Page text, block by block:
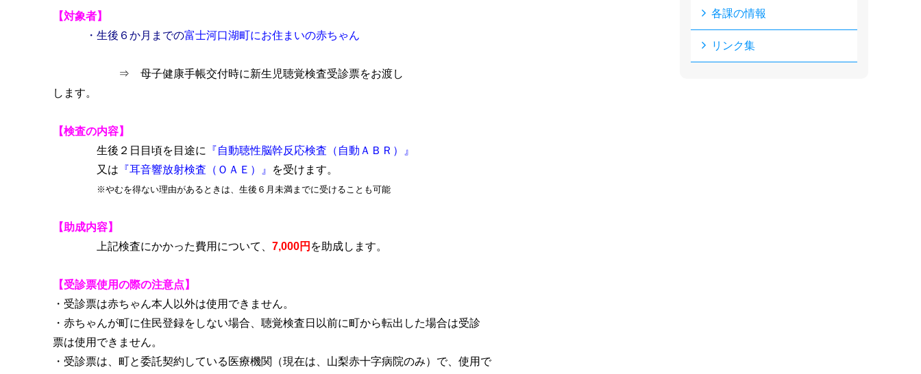
【対象者】
・生後６か月までの富士河口湖町にお住まいの赤ちゃん
⇒ 母子健康手帳交付時に新生児聴覚検査受診票をお渡し
します。
【検査の内容】
生後２日目頃を目途に
『自動聴性脳幹反応検査（自動ＡＢＲ）』
又は 『耳音響放射検査（ＯＡＥ）』 を受けます。
※やむを得ない理由があるときは、生後６月未満までに受けることも可能
【助成内容】
上記検査にかかった費用について、 7,000円 を助成します。
【受診票使用の際の注意点】
・受診票は赤ちゃん本人以外は使用できません。
・赤ちゃんが町に住民登録をしない場合、聴覚検査日以前に町から転出した場合は受診
票は使用できません。
・受診票は、町と委託契約している医療機関（現在は、山梨赤十字病院のみ）で、使用で
各課の情報
リンク集